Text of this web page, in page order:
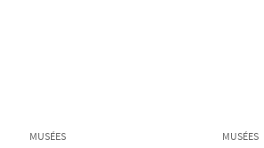
MUSÉES MUSÉES